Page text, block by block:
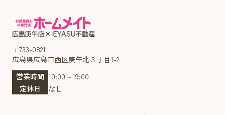
〒733-0821
広島県広島市西区庚午北３丁目1-2
営業時間 10:00～19:00
定休日
なし